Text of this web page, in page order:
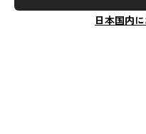
日本国内